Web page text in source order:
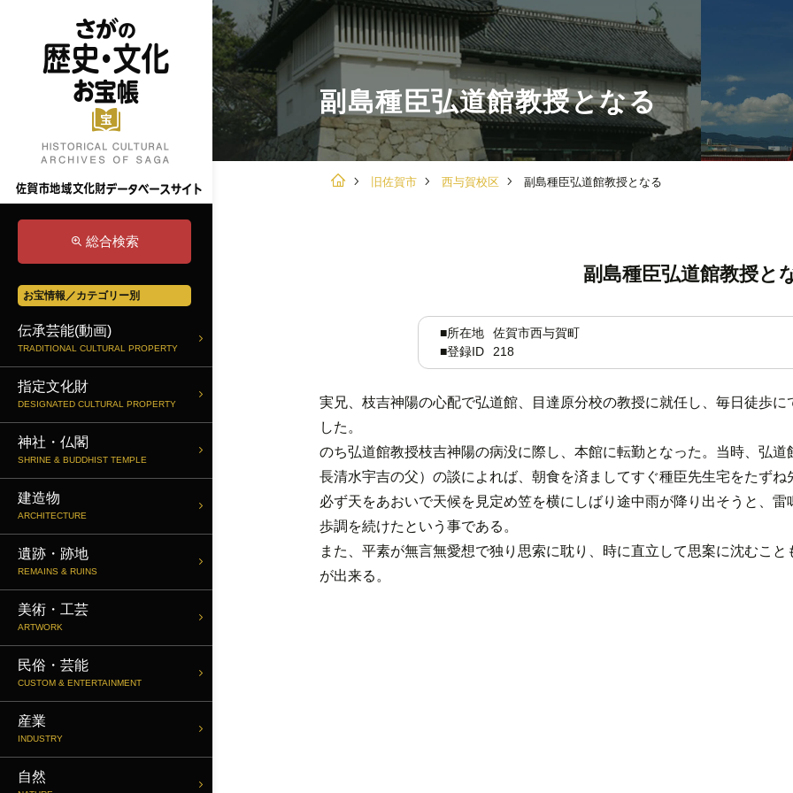
総合検索
お宝情報／カテゴリー別
伝承芸能(動画)
TRADITIONAL CULTURAL PROPERTY
指定文化財
DESIGNATED CULTURAL PROPERTY
神社・仏閣
SHRINE & BUDDHIST TEMPLE
建造物
ARCHITECTURE
遺跡・跡地
REMAINS & RUINS
美術・工芸
ARTWORK
民俗・芸能
CUSTOM & ENTERTAINMENT
産業
INDUSTRY
自然
副島種臣弘道館教授となる
旧佐賀市 西与賀校区 副島種臣弘道館教授となる
副島種臣弘道館教授と
■所在地
佐賀市西与賀町
■登録ID
218
実兄、枝吉神陽の心配で弘道館、目達原分校の教授に就任し、毎日徒歩
した。
のち弘道館教授枝吉神陽の病没に際し、本館に転勤となった。当時、弘
長清水宇吉の父）の談によれば、朝食を済ましてすぐ種臣先生宅をたず
必ず天をあおいで天候を見定め笠を横にしばり途中雨が降り出そうと、
歩調を続けたという事である。
また、平素が無言無愛想で独り思索に耽り、時に直立して思案に沈むこ
が出来る。